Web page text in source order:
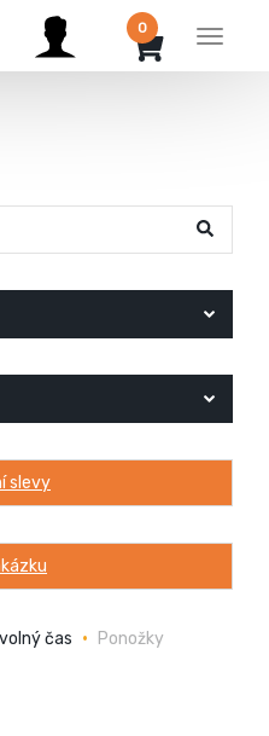
Menu
0
slevy
čas Ponožky